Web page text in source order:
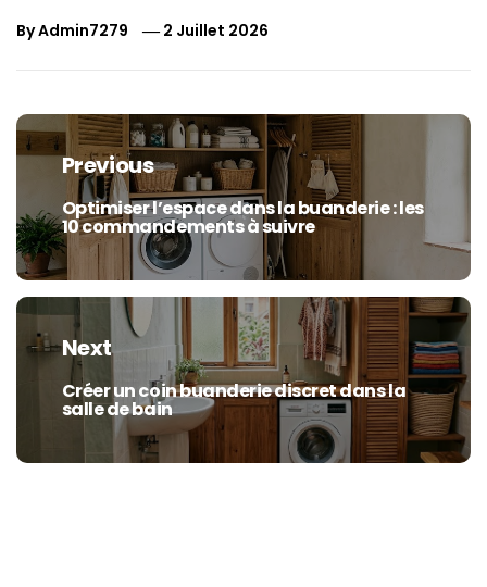
ByAdmin7279 2 Juillet 2026
Navigation
de
l’article
Previous
Previous
post:
Optimiser l’espace dans la buanderie : les
10 commandements à suivre
Next
Next
post:
Créer un coin buanderie discret dans la
salle de bain